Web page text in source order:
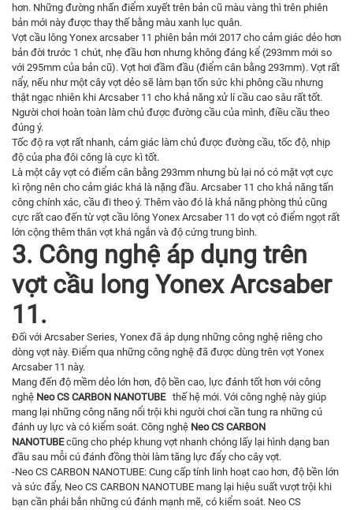
hơn. Những đường nhấn điểm xuyết trên bản cũ màu vàng thì trên phiên
bản mới này được thay thế bằng màu xanh lục quân.
Vợt cầu lông Yonex arcsaber 11 phiên bản mới 2017 cho cảm giác dẻo hơn
bản đời trước 1 chút, nhẹ đầu hơn nhưng không đáng kể (293mm mới so
với 295mm của bản cũ). Vợt hơi đầm đầu (điểm cân bằng 293mm). Vợt rất
nẩy, nếu như một cây vợt dẻo sẽ làm bạn tốn sức khi phông cầu nhưng
thật ngạc nhiên khi Arcsaber 11 cho khả năng xử lí cầu cao sâu rất tốt.
Người chơi hoàn toàn làm chủ được đường cầu của mình, điều cầu theo
đúng ý.
Tốc độ ra vợt rất nhanh, cảm giác làm chủ được đường cầu, tốc độ, nhịp
độ của pha đôi công là cực kì tốt.
Là một cây vợt có điểm cân bằng 293mm nhưng bù lại nó có mặt vợt cực
kì rộng nên cho cảm giác khá là nặng đầu. Arcsaber 11 cho khả năng tấn
công chính xác, cầu đi theo ý. Thêm vào đó là khả năng phòng thủ cũng
cực rất cao đến từ vợt cầu lông Yonex Arcsaber 11 do vợt có điểm ngọt rất
lớn cộng thêm thân vợt khá ngắn và độ cứng trung bình.
3. Công nghệ áp dụng trên
vợt cầu long Yonex Arcsaber
11.
Đối với Arcsaber Series, Yonex đã áp dụng những công nghệ riêng cho
dòng vợt này. Điểm qua những công nghệ đã được dùng trên vợt Yonex
Arcsaber 11 này.
Mang đến độ mềm dẻo lớn hơn, độ bền cao, lực đánh tốt hơn với công
nghệ Neo CS CARBON NANOTUBE thế hệ mới. Với công nghệ này giúp
mang lại những công năng nổi trội khi người chơi cần tung ra những cú
đánh uy lực và có kiểm soát. Công nghệ Neo CS CARBON
NANOTUBEcũng cho phép khung vợt nhanh chóng lấy lại hình dạng ban
đầu sau mỗi cú đánh đồng thời làm tăng lực đẩy cho cây vợt.
-Neo CS CARBON NANOTUBE: Cung cấp tính linh hoạt cao hơn, độ bền lớn
và sức đẩy, Neo CS CARBON NANOTUBE mang lại hiệu suất vượt trội khi
bạn cần phải bắn những cú đánh mạnh mẽ, có kiểm soát. Neo CS